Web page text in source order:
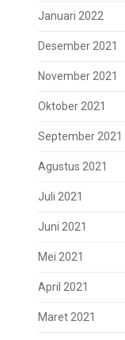
Januari 2022
Desember 2021
November 2021
Oktober 2021
September 2021
Agustus 2021
Juli 2021
Juni 2021
Mei 2021
April 2021
Maret 2021